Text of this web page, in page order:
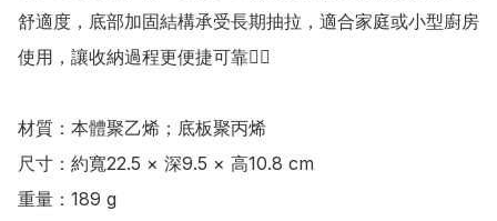
舒適度，底部加固結構承受長期抽拉，適合家庭或小型廚房
使用，讓收納過程更便捷可靠👍🏻
材質：本體聚乙烯；底板聚丙烯
尺寸：約寬22.5 × 深9.5 × 高10.8 cm
重量：189 g